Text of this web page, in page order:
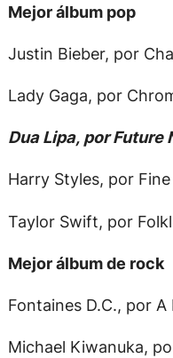
Mejor álbum pop
Justin Bieber, por
Lady Gaga, por
Dua Lipa, por Future
Harry Styles, por
Taylor Swift, por
Mejor álbum de rock
Fontaines D.C., por A
Michael Kiwanuka,